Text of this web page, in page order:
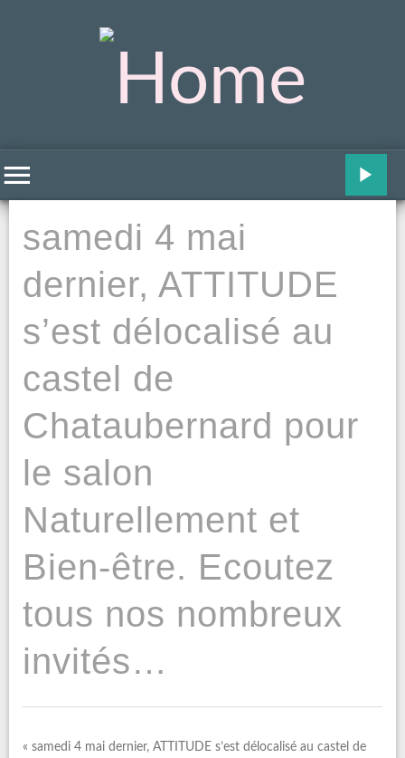
samedi 4 mai
dernier, ATTITUDE
s’est délocalisé au
castel de
Chataubernard pour
le salon
Naturellement et
Bien-être. Ecoutez
tous nos nombreux
invités…
« samedi 4 mai dernier, ATTITUDE s’est délocalisé au castel de